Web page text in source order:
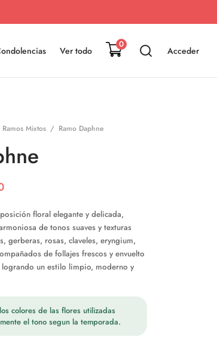
Ver todo
0
Acceder
Ramos Mixtos / Ramo Daphne
$35.990.
floral elegante y delicada,
de tonos suaves y texturas
gerberas, rosas, claveles, eryngium,
de follajes frescos y envuelto
un estilo limpio, moderno y
colores de las flores utilizadas
el tono segun la temporada.